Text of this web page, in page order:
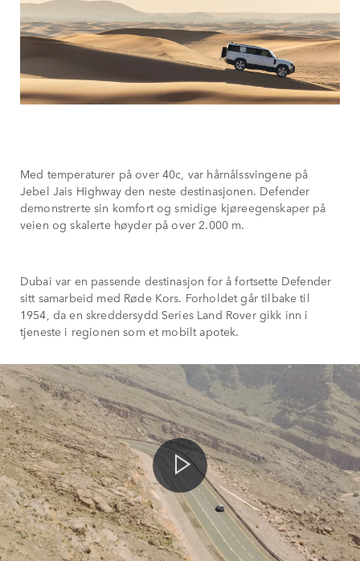
Med temperaturer på over 40c, var hårnålssvingene på
Jebel Jais Highway den neste destinasjonen. Defender
demonstrerte sin komfort og smidige kjøreegenskaper på
veien og skalerte høyder på over 2.000 m.
Dubai var en passende destinasjon for å fortsette Defender
sitt samarbeid med Røde Kors. Forholdet går tilbake til
1954, da en skreddersydd Series Land Rover gikk inn i
tjeneste i regionen som et mobilt apotek.